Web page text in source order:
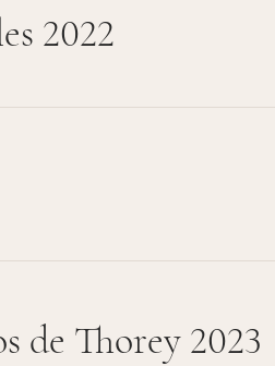
2022
de Thorey 2023